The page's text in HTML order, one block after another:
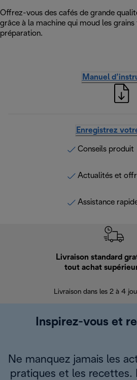
Offrez-vous des cafés de grande
grâce à la machine qui moud les
préparation.
Manuel
Enregistrez
Conseils produit
Actualités et
Assistance
Livraison standard
tout achat
Livraison dans les 2 à 4
Inspirez-vous et
Ne manquez jamais les
pratiques et les recettes.